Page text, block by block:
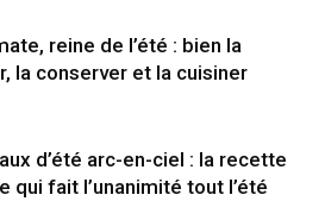
reine de l’été : bien la
la conserver et la cuisiner
d’été arc-en-ciel : la recette
qui fait l’unanimité tout l’été